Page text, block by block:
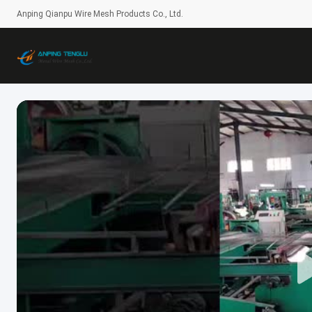
Anping Qianpu Wire Mesh Products Co., Ltd.